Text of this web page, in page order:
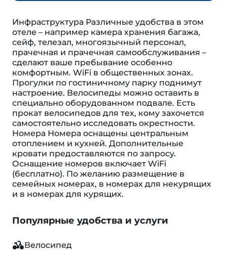
Инфраструктура Различные удобства в этом
отеле – например камера хранения багажа,
сейф, телезал, многоязычный персонал,
прачечная и прачечная самообслуживания –
сделают ваше пребывание особенно
комфортным. WiFi в общественных зонах.
Прогулки по гостиничному парку поднимут
настроение. Велосипеды можно оставить в
специально оборудованном подвале. Есть
прокат велосипедов для тех, кому захочется
самостоятельно исследовать окрестности.
Номера Номера оснащены центральным
отоплением и кухней. Дополнительные
кровати предоставляются по запросу.
Оснащение номеров включает WiFi
(бесплатно). По желанию размещение в
семейных номерах, в номерах для некурящих
и в номерах для курящих.
Популярные удобства и услуги
Велосипед